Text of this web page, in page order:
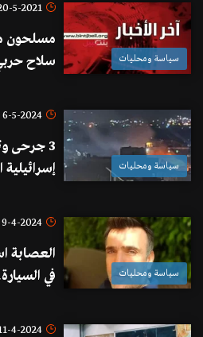
سياسة ومحليات
5-2021
مسلحون
سلاح
ولا اصابات
سياسة ومحليات
6-5-2024
3 جرحى
سياسة ومحليات
9-4-2024
العصابة
في
سليمان
4-2024